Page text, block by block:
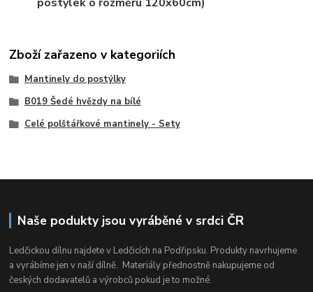
Zboží zařazeno v kategoriích
Mantinely do postýlky
B019 Šedé hvězdy na bílé
Celé polštářkové mantinely - Sety
Naše podukty jsou vyráběné v srdci ČR
Ledčickou dílnu najdete v Ledčicích na Podřipsku. Produkty navrhujeme
a vyrábíme jen v naší dílně. Materiály přednostně nakupujeme od
českých dodavatelů a výrobců pokud je to možné.